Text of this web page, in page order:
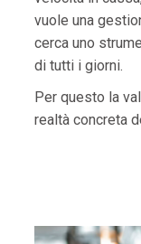
vuole una
cerca uno
di tutti i giorni.
Per questo la
realtà concreta